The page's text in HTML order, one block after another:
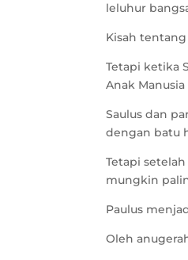
leluhur
Kisah
Tetapi ketika
Anak
Saulus dan
dengan batu
Tetapi
mungkin
Paulus
Oleh